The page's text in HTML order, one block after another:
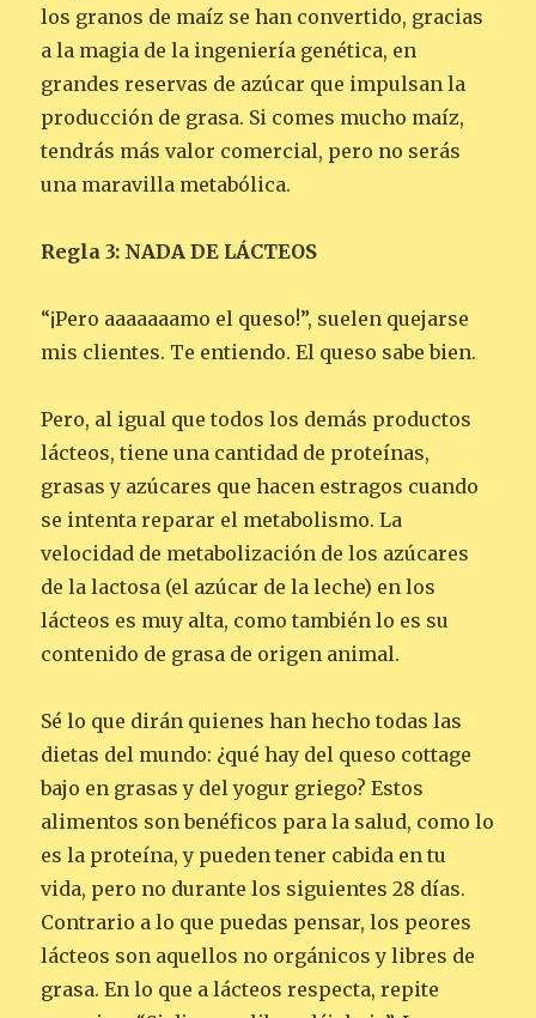
los granos de maíz se han convertido, gracias
a la magia de la ingeniería genética, en
grandes reservas de azúcar que impulsan la
producción de grasa. Si comes mucho maíz,
tendrás más valor comercial, pero no serás
una maravilla metabólica.
Regla 3: NADA DE LÁCTEOS
“¡Pero aaaaaaamo el queso!”, suelen quejarse
mis clientes. Te entiendo. El queso sabe bien.
Pero, al igual que todos los demás productos
lácteos, tiene una cantidad de proteínas,
grasas y azúcares que hacen estragos cuando
se intenta reparar el metabolismo. La
velocidad de metabolización de los azúcares
de la lactosa (el azúcar de la leche) en los
lácteos es muy alta, como también lo es su
contenido de grasa de origen animal.
Sé lo que dirán quienes han hecho todas las
dietas del mundo: ¿qué hay del queso cottage
bajo en grasas y del yogur griego? Estos
alimentos son benéficos para la salud, como lo
es la proteína, y pueden tener cabida en tu
vida, pero no durante los siguientes 28 días.
Contrario a lo que puedas pensar, los peores
lácteos son aquellos no orgánicos y libres de
grasa. En lo que a lácteos respecta, repite